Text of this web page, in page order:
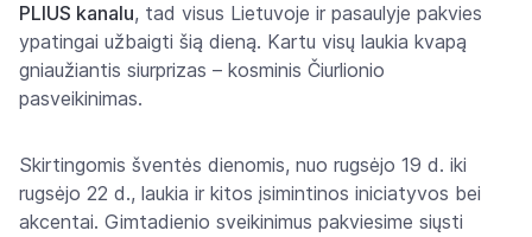
PLIUS kanalu, tad visus Lietuvoje ir pasaulyje pakvies
ypatingai užbaigti šią dieną. Kartu visų laukia kvapą
gniaužiantis siurprizas – kosminis Čiurlionio
pasveikinimas.
Skirtingomis šventės dienomis, nuo rugsėjo 19 d. iki
rugsėjo 22 d., laukia ir kitos įsimintinos iniciatyvos bei
akcentai. Gimtadienio sveikinimus pakviesime siųsti